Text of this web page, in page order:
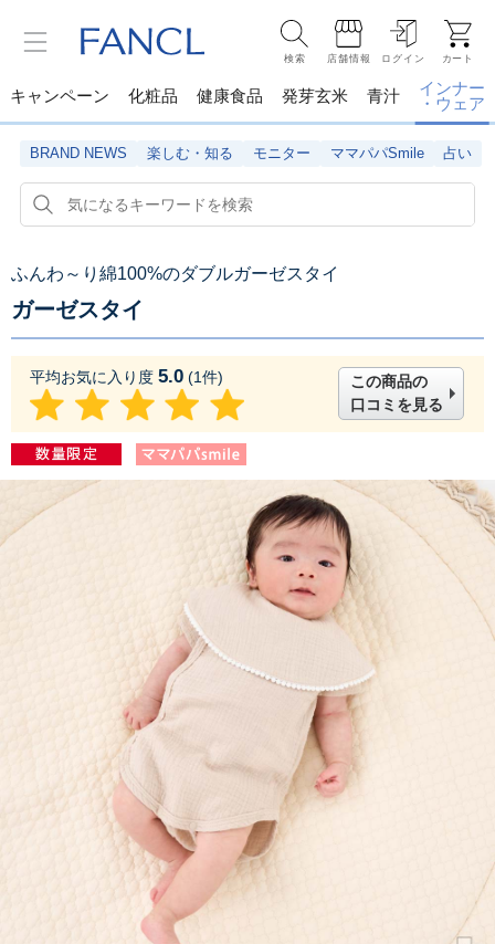
検索 店舗情報 ログイン カート
キャンペーン 化粧品 健康食品 発芽玄米 青汁
インナー
・ウェア
BRAND NEWS 楽しむ・知る モニター ママパパSmile 占い
ふんわ～り綿100%のダブルガーゼスタイ
ガーゼスタイ
平均お気に入り度 5.0 (1件)
この商品の
口コミを見る